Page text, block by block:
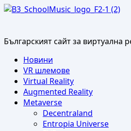
Skip
Българският сайт за виртуална
Primary
Menu
Новини
VR шлемове
Virtual Reality
Augmented Reality
Metaverse
Decentraland
Entropia Universe